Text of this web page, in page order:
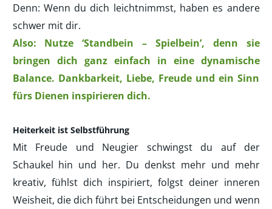
Denn: Wenn du dich leichtnimmst, haben es andere
schwer mit dir.
Also: Nutze ‘Standbein – Spielbein’, denn sie
bringen dich ganz einfach in eine dynamische
Balance. Dankbarkeit, Liebe, Freude und ein Sinn
fürs Dienen inspirieren dich.
Heiterkeit ist Selbstführung
Mit Freude und Neugier schwingst du auf der
Schaukel hin und her. Du denkst mehr und mehr
kreativ, fühlst dich inspiriert, folgst deiner inneren
Weisheit, die dich führt bei Entscheidungen und wenn